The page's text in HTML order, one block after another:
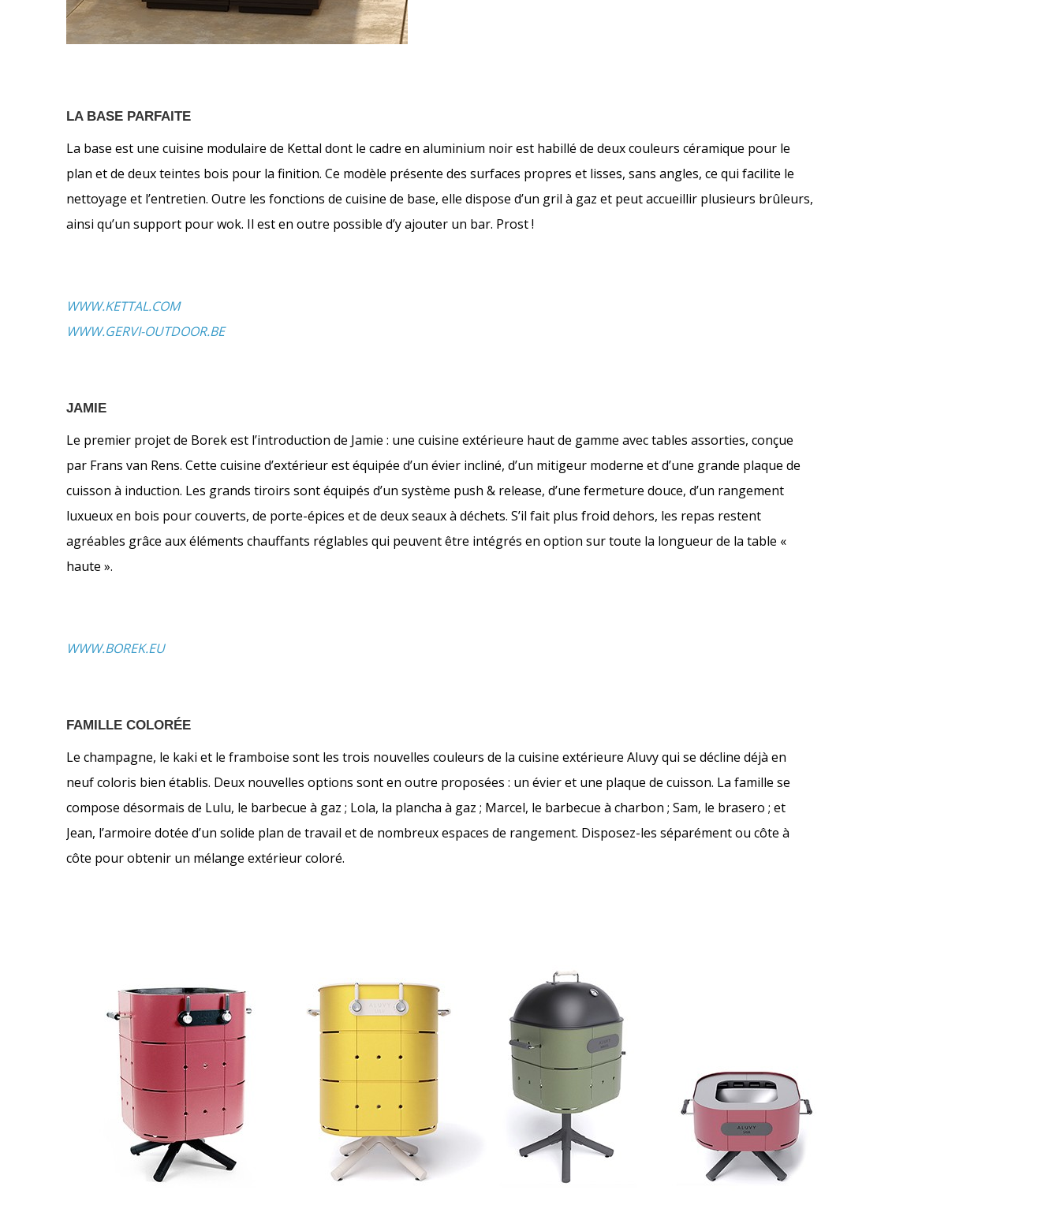
LA BASE PARFAITE
La base est une cuisine modulaire de Kettal dont le cadre en aluminium noir est habillé de deux couleurs céramique pour le
plan et de deux teintes bois pour la finition. Ce modèle présente des surfaces propres et lisses, sans angles, ce qui facilite le
nettoyage et l’entretien. Outre les fonctions de cuisine de base, elle dispose d’un gril à gaz et peut accueillir plusieurs brûleurs,
ainsi qu’un support pour wok. Il est en outre possible d’y ajouter un bar. Prost !
WWW.KETTAL.COM
WWW.GERVI-OUTDOOR.BE
JAMIE
Le premier projet de Borek est l’introduction de Jamie : une cuisine extérieure haut de gamme avec tables assorties, conçue
par Frans van Rens. Cette cuisine d’extérieur est équipée d’un évier incliné, d’un mitigeur moderne et d’une grande plaque de
cuisson à induction. Les grands tiroirs sont équipés d’un système push & release, d’une fermeture douce, d’un rangement
luxueux en bois pour couverts, de porte-épices et de deux seaux à déchets. S’il fait plus froid dehors, les repas restent
agréables grâce aux éléments chauffants réglables qui peuvent être intégrés en option sur toute la longueur de la table «
haute ».
WWW.BOREK.EU
FAMILLE COLORÉE
Le champagne, le kaki et le framboise sont les trois nouvelles couleurs de la cuisine extérieure Aluvy qui se décline déjà en
neuf coloris bien établis. Deux nouvelles options sont en outre proposées : un évier et une plaque de cuisson. La famille se
compose désormais de Lulu, le barbecue à gaz ; Lola, la plancha à gaz ; Marcel, le barbecue à charbon ; Sam, le brasero ; et
Jean, l’armoire dotée d’un solide plan de travail et de nombreux espaces de rangement. Disposez-les séparément ou côte à
côte pour obtenir un mélange extérieur coloré.